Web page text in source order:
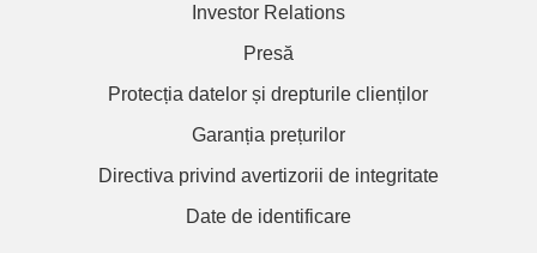
Investor Relations
Presă
Protecția datelor și drepturile clienților
Garanția prețurilor
Directiva privind avertizorii de integritate
Date de identificare